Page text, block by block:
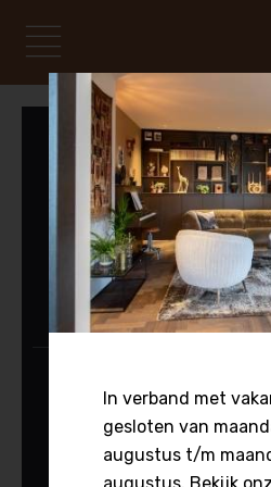
naar
inhoud
Mobiel menu
Hoofdnavigatie
Je voorgangers
Kies een
Voor het raam:
In verband met
gesloten van
augustus t/m